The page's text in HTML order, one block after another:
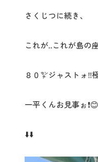
さくじつに続き、
これが..これが島の
８０㌢ジャストォ‼️
一平くんお見事ぉ❗️😊
⬇️⬇️